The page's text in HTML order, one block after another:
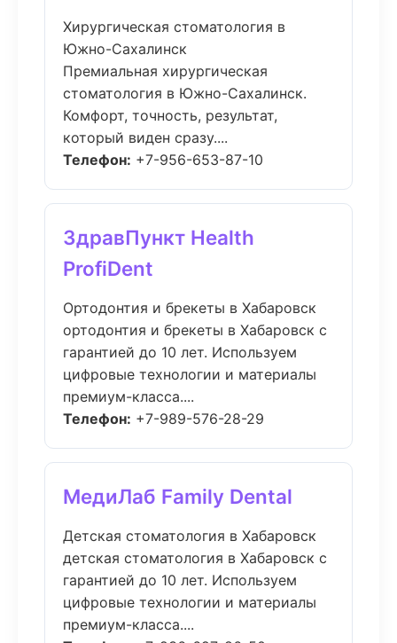
Хирургическая стоматология в
Южно-Сахалинск
Премиальная хирургическая
стоматология в Южно-Сахалинск.
Комфорт, точность, результат,
который виден сразу....
Телефон: +7-956-653-87-10
ЗдравПункт Health
ProfiDent
Ортодонтия и брекеты в Хабаровск
ортодонтия и брекеты в Хабаровск с
гарантией до 10 лет. Используем
цифровые технологии и материалы
премиум-класса....
Телефон: +7-989-576-28-29
МедиЛаб Family Dental
Детская стоматология в Хабаровск
детская стоматология в Хабаровск с
гарантией до 10 лет. Используем
цифровые технологии и материалы
премиум-класса....